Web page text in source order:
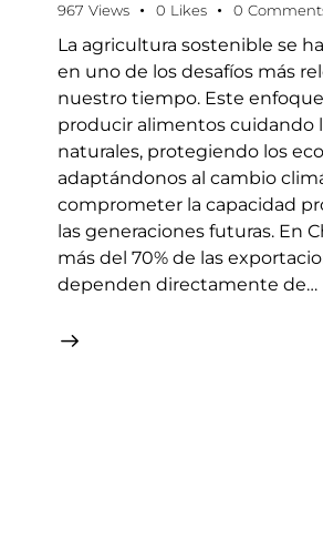
967 Views 0 Likes 0
La agricultura sostenible se
en uno de los desafíos más
nuestro tiempo. Este
producir alimentos cuidando
naturales, protegiendo los
adaptándonos al cambio
comprometer la capacidad
las generaciones futuras. En
más del 70% de las
dependen directamente de…